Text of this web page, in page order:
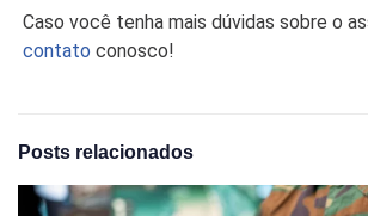
Caso você tenha mais dúvidas sobre o
contato conosco!
Posts relacionados